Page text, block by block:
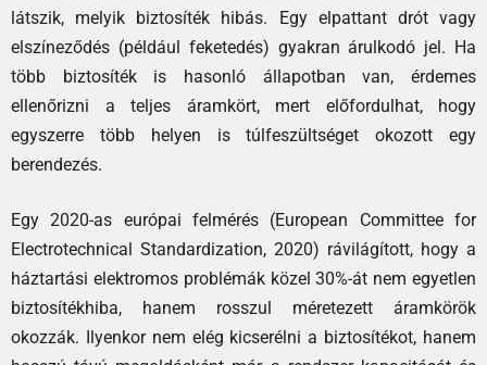
látszik, melyik biztosíték hibás. Egy elpattant drót vagy
elszíneződés (például feketedés) gyakran árulkodó jel. Ha
több biztosíték is hasonló állapotban van, érdemes
ellenőrizni a teljes áramkört, mert előfordulhat, hogy
egyszerre több helyen is túlfeszültséget okozott egy
berendezés.
Egy 2020-as európai felmérés (European Committee for
Electrotechnical Standardization, 2020) rávilágított, hogy a
háztartási elektromos problémák közel 30%-át nem egyetlen
biztosítékhiba, hanem rosszul méretezett áramkörök
okozzák. Ilyenkor nem elég kicserélni a biztosítékot, hanem